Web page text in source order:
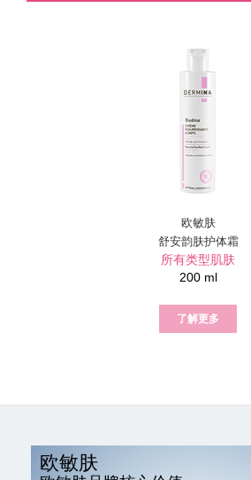
欧敏肤
舒安韵肤护体霜
所有类型肌肤
200 ml
了解更多
欧敏肤